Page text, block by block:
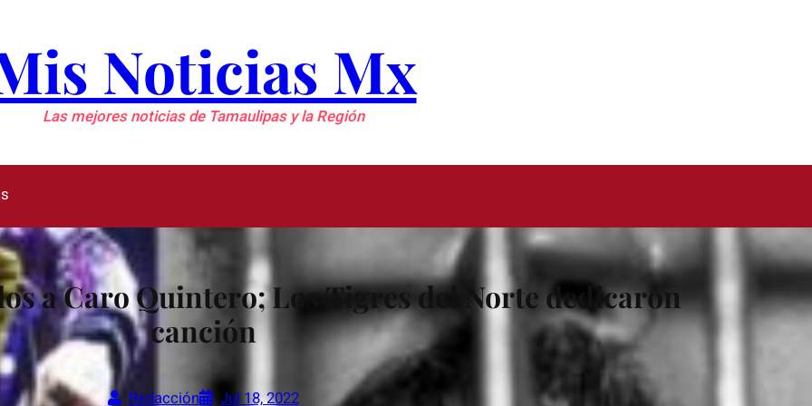
Noticias Mx
Las mejores noticias de Tamaulipas y la Región
a Caro Quintero; Los Tigres del Norte dedicaron
canción
Redacción Jul 18, 2022